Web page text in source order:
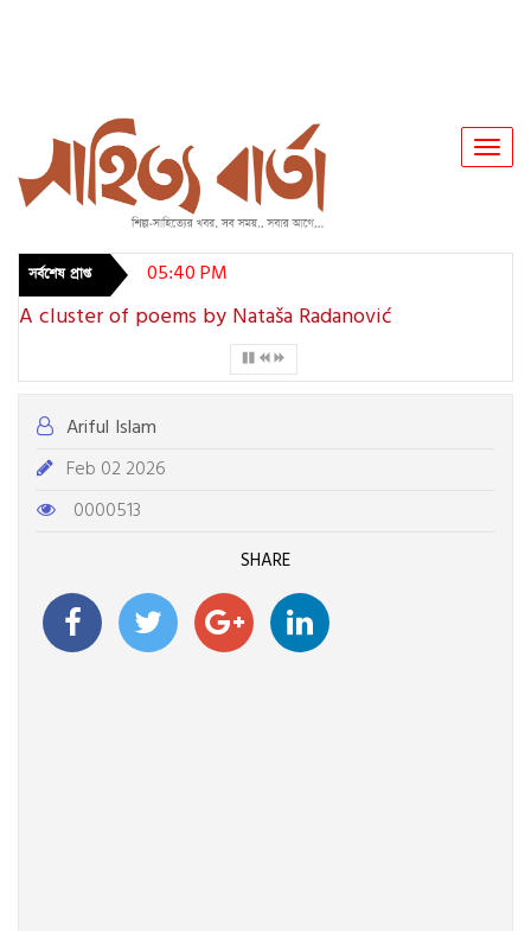
সর্বশেষ প্রাপ্ত 05:40 PM
A cluster of poems by Nataša Radanović
Ariful Islam
Feb 02 2026
0000513
SHARE